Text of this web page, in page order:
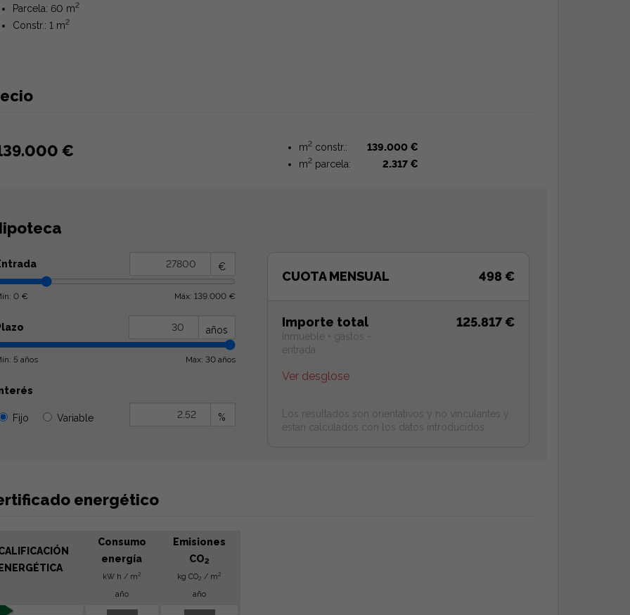
Parcela: 60 m2
Constr.: 1 m2
€ m2 constr.:
139.000 €
m2 parcela: 2.317 €
€
0 € Máx: 139.000 €
años
5 años Máx: 30 años
Fijo Variable %
CUOTA MENSUAL 498 €
Importe total
Inmueble + gastos -
entrada
Ver desglose
125.817 €
Los resultados son orientativos y no vinculantes y
estan calculados con los datos introducidos.
energético
ENERGÉTICA
Consumo
energía
kW h / m2
año
Emisiones
CO2
kg CO2 / m2
año